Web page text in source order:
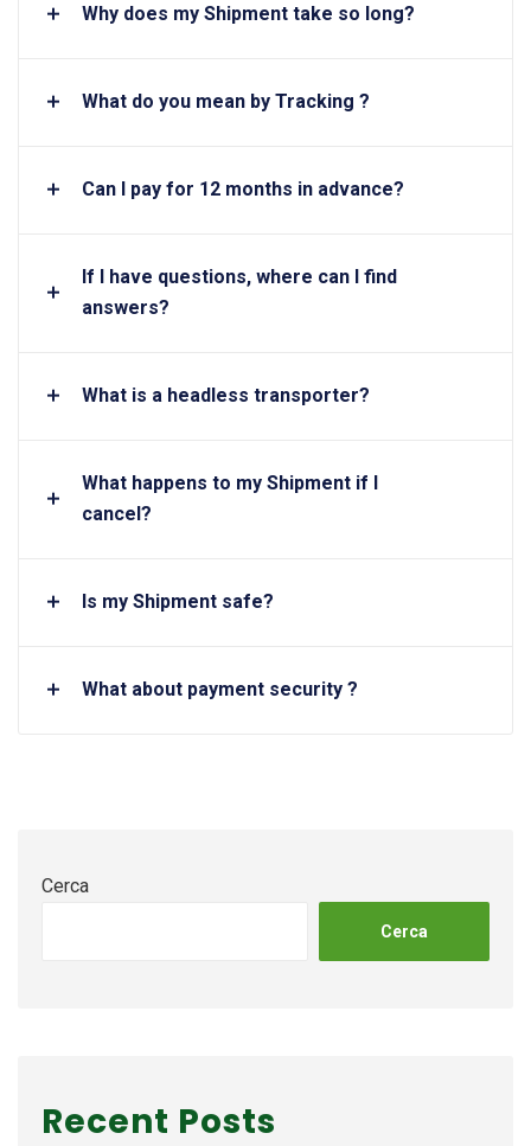
Why does my Shipment take so long?
What do you mean by Tracking ?
Can I pay for 12 months in advance?
If I have questions, where can I find
answers?
What is a headless transporter?
What happens to my Shipment if I
cancel?
Is my Shipment safe?
What about payment security ?
Cerca
Cerca
Recent Posts